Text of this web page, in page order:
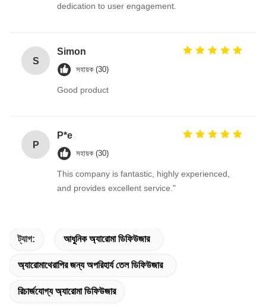
dedication to user engagement.
S
Simon
সহায়ক (30)
Good product
P
P*e
সহায়ক (30)
This company is fantastic, highly experienced,
and provides excellent service."
ট্যাগ: আধুনিক অ্যারোমা ডিফিউজার
অ্যারোমাথেরাপির জন্য অপরিহার্য তেল ডিফিউজার
রিচার্জযোগ্য অ্যারোমা ডিফিউজার